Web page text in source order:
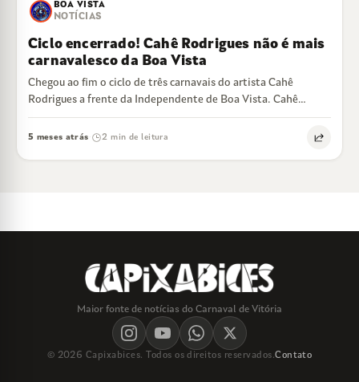
BOA VISTA
NOTÍCIAS
Ciclo encerrado! Cahê Rodrigues não é mais
carnavalesco da Boa Vista
Chegou ao fim o ciclo de três carnavais do artista Cahê
Rodrigues a frente da Independente de Boa Vista. Cahê
estreou no…
5 meses atrás 2 min de leitura
Maior fonte de notícias do Carnaval de Vitória
© 2026 Capixabices. Todos os direitos reservados.Contato